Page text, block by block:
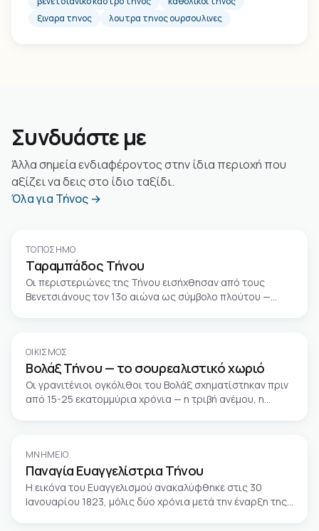
ξιναρα τηνος
λουτρα τηνος ουρσουλινες
Συνδυάστε με
Άλλα σημεία ενδιαφέροντος στην ίδια περιοχή που
αξίζει να δεις στο ίδιο ταξίδι.
Όλα για Τήνος →
ΤΟΠΌΣΗΜΟ
Ταραμπάδος Τήνου
Οι περιστεριώνες της Τήνου εισήχθησαν από τους
Βενετσιάνους τον 13ο αιώνα ως σύμβολο πλούτου —
ΟΙΚΙΣΜΌΣ
Βολάξ Τήνου — το σουρεαλιστικό χωριό
Οι γρανιτένιοι ογκόλιθοι του Βολάξ σχηματίστηκαν πριν
από 15-25 εκατομμύρια χρόνια — η τριβή ανέμου, η
ΜΝΗΜΕΊΟ
Παναγία Ευαγγελίστρια Τήνου
Η εικόνα του Ευαγγελισμού ανακαλύφθηκε στις 30
Ιανουαρίου 1823, μόλις δύο χρόνια μετά την έναρξη της